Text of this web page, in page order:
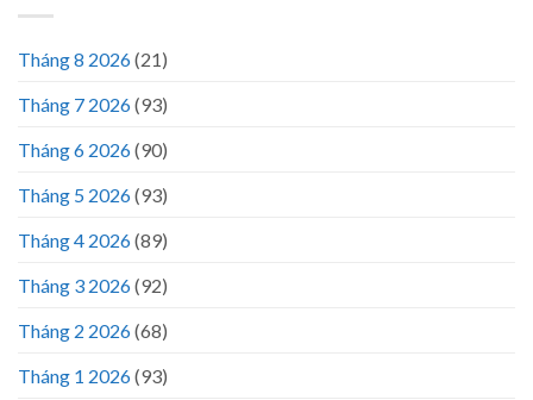
Tháng 8 2026(21)
Tháng 7 2026(93)
Tháng 6 2026(90)
Tháng 5 2026(93)
Tháng 4 2026(89)
Tháng 3 2026(92)
Tháng 2 2026(68)
Tháng 1 2026(93)